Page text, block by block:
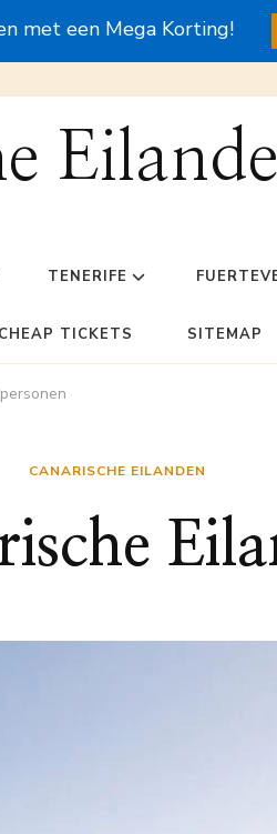
met een Mega Korting!
TENERIFE
CHEAP TICKETS SITEMAP
CANARISCHE EILANDEN